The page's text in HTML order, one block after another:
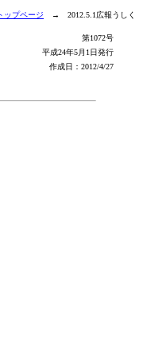
ップページ → 2012.5.1広報うしく
第1072号
平成24年5月1日発行
作成日：2012/4/27